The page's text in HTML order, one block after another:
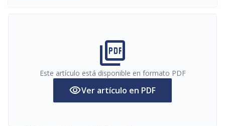
picture_as_pdf
Este artículo está disponible en formato PDF
visibilityVer artículo en PDF